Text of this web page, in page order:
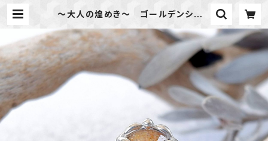
～大人の煌めき～ ゴールデンシャイ
0.5号 天然石アクセサリー 一点物
| 天然石のアクセサリーShop *mac
ari* マカリ ハンドメイドアクセサリ
ー